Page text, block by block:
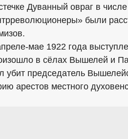
Дуванный овраг в
были
мае 1922 года
в сёлах Вышелей и
убит председатель
арестов местного